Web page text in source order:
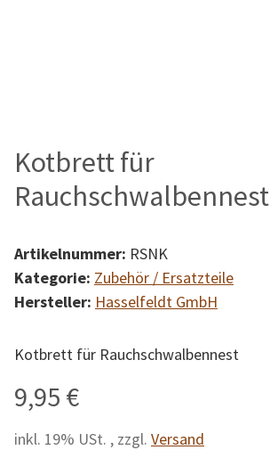
Kotbrett für
Rauchschwalbennest
Artikelnummer: RSNK
Kategorie: Zubehör / Ersatzteile
Hersteller: Hasselfeldt GmbH
Kotbrett für Rauchschwalbennest
9,95 €
inkl. 19% USt. , zzgl. Versand